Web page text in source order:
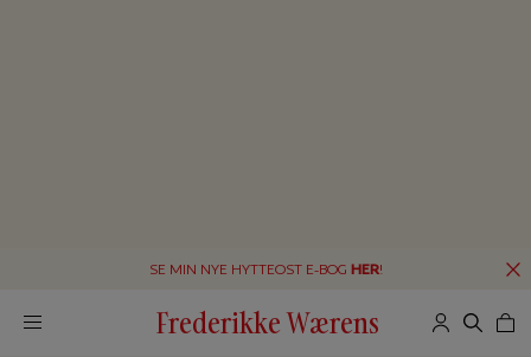
SE MIN NYE HYTTEOST E-BOG HER!
Frederikke Wærens